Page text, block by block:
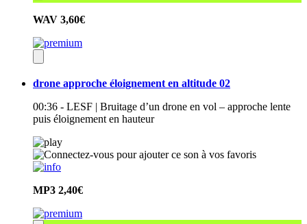
WAV 3,60€
drone approche éloignement en altitude 02
00:36 - LESF | Bruitage d’un drone en vol – approche lente
puis éloignement en hauteur
MP3 2,40€